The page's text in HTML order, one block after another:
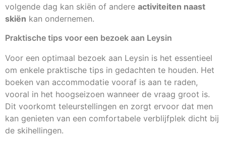
volgende dag kan skiën of andere activiteiten naast
skiën kan ondernemen.
Praktische tips voor een bezoek aan Leysin
Voor een optimaal bezoek aan Leysin is het essentieel
om enkele praktische tips in gedachten te houden. Het
boeken van accommodatie vooraf is aan te raden,
vooral in het hoogseizoen wanneer de vraag groot is.
Dit voorkomt teleurstellingen en zorgt ervoor dat men
kan genieten van een comfortabele verblijfplek dicht bij
de skihellingen.